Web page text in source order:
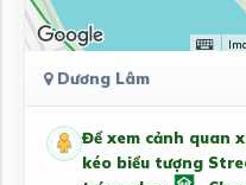
Dương Lâm
Để xem cảnh quan
kéo biểu tượng